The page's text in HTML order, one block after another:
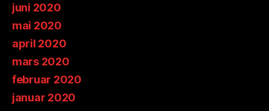
juni 2020
mai 2020
april 2020
mars 2020
februar 2020
januar 2020